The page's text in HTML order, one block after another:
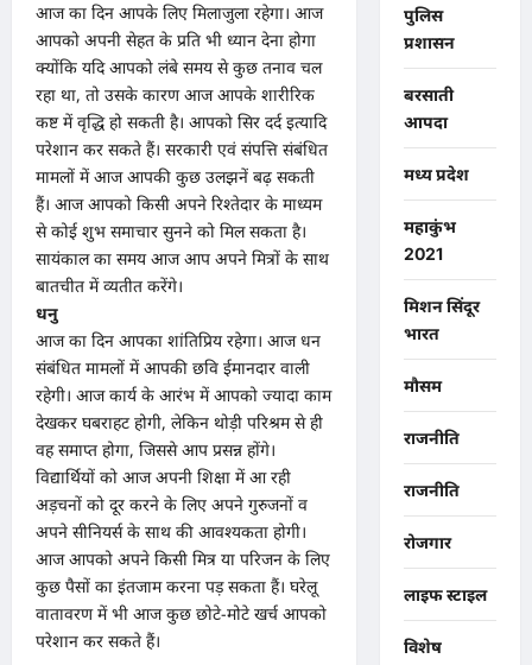
आज का दिन आपके लिए मिलाजुला रहेगा। आज
आपको अपनी सेहत के प्रति भी ध्यान देना होगा
क्योंकि यदि आपको लंबे समय से कुछ तनाव चल
रहा था, तो उसके कारण आज आपके शारीरिक
कष्ट में वृद्धि हो सकती है। आपको सिर दर्द इत्यादि
परेशान कर सकते हैं। सरकारी एवं संपत्ति संबंधित
मामलों में आज आपकी कुछ उलझनें बढ़ सकती
हैं। आज आपको किसी अपने रिश्तेदार के माध्यम
से कोई शुभ समाचार सुनने को मिल सकता है।
सायंकाल का समय आज आप अपने मित्रों के साथ
बातचीत में व्यतीत करेंगे।
धनु
आज का दिन आपका शांतिप्रिय रहेगा। आज धन
संबंधित मामलों में आपकी छवि ईमानदार वाली
रहेगी। आज कार्य के आरंभ में आपको ज्यादा काम
देखकर घबराहट होगी, लेकिन थोड़ी परिश्रम से ही
वह समाप्त होगा, जिससे आप प्रसन्न होंगे।
विद्यार्थियों को आज अपनी शिक्षा में आ रही
अड़चनों को दूर करने के लिए अपने गुरुजनों व
अपने सीनियर्स के साथ की आवश्यकता होगी।
आज आपको अपने किसी मित्र या परिजन के लिए
कुछ पैसों का इंतजाम करना पड़ सकता हैं। घरेलू
वातावरण में भी आज कुछ छोटे-मोटे खर्च आपको
परेशान कर सकते हैं।
पुलिस
प्रशासन
बरसाती
आपदा
मध्य प्रदेश
महाकुंभ
2021
मिशन सिंदूर
भारत
मौसम
राजनीति
राजनीति
रोजगार
लाइफ स्टाइल
विशेष